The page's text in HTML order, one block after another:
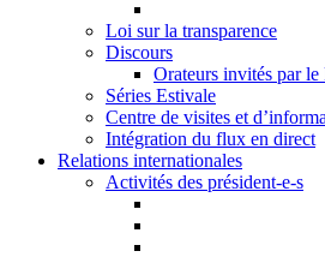
Loi sur la transparence
Discours
Orateurs invités par le
Séries Estivale
Centre de visites et
Intégration du flux en direct
Relations internationales
Activités des président-e-s